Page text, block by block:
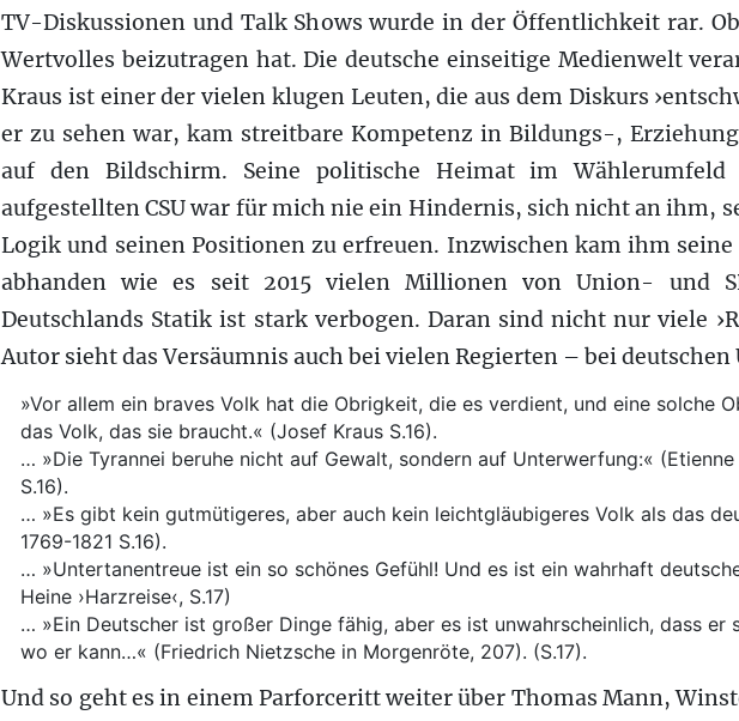
TV-Diskussionen und Talk Shows wurde in der Öffentlichkeit rar.
Wertvolles beizutragen hat. Die deutsche einseitige Medienwelt
Kraus ist einer der vielen klugen Leuten, die aus dem Diskurs
er zu sehen war, kam streitbare Kompetenz in Bildungs-,
auf den Bildschirm. Seine politische Heimat im
aufgestellten CSU war für mich nie ein Hindernis, sich nicht an ihm,
Logik und seinen Positionen zu erfreuen. Inzwischen kam ihm
abhanden wie es seit 2015 vielen Millionen von Union- und
Deutschlands Statik ist stark verbogen. Daran sind nicht nur viele
Autor sieht das Versäumnis auch bei vielen Regierten – bei
»Vor allem ein braves Volk hat die Obrigkeit, die es verdient, und eine solche
das Volk, das sie braucht.« (Josef Kraus S.16).
… »Die Tyrannei beruhe nicht auf Gewalt, sondern auf Unterwerfung:«
S.16).
… »Es gibt kein gutmütigeres, aber auch kein leichtgläubigeres Volk als das
1769-1821 S.16).
… »Untertanentreue ist ein so schönes Gefühl! Und es ist ein wahrhaft
Heine ›Harzreise‹, S.17)
… »Ein Deutscher ist großer Dinge fähig, aber es ist unwahrscheinlich, dass er
wo er kann…« (Friedrich Nietzsche in Morgenröte, 207). (S.17).
Und so geht es in einem Parforceritt weiter über Thomas Mann,